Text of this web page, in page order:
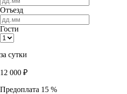
Отъезд
Гости
за сутки
12 000 ₽
Предоплата 15 %